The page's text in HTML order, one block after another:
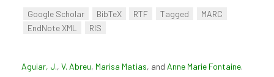
Google Scholar BibTeX RTF Tagged
MARC
EndNote XML
RIS
Aguiar, J., V. Abreu, Marisa Matias, and Anne Marie Fontaine.